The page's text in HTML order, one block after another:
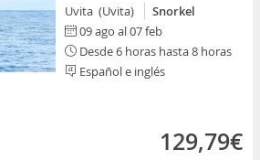
Uvita (Uvita)
Snorkel
09 ago al 07 feb
Desde 6 horas hasta 8 horas
Español e inglés
129,79€